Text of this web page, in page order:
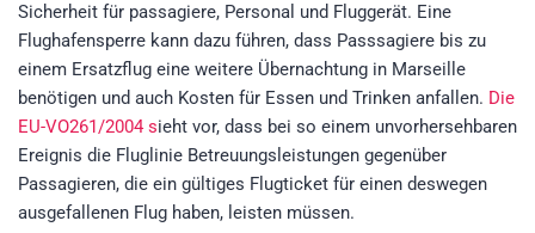
Sicherheit für passagiere, Personal und Fluggerät. Eine
Flughafensperre kann dazu führen, dass Passsagiere bis zu
einem Ersatzflug eine weitere Übernachtung in Marseille
benötigen und auch Kosten für Essen und Trinken anfallen. Die
EU-VO261/2004 sieht vor, dass bei so einem unvorhersehbaren
Ereignis die Fluglinie Betreuungsleistungen gegenüber
Passagieren, die ein gültiges Flugticket für einen deswegen
ausgefallenen Flug haben, leisten müssen.